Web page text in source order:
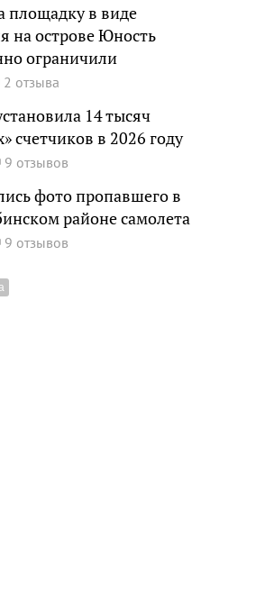
площадку в виде
на острове Юность
ограничили
2 отзыва
14 тысяч
счетчиков в 2026 году
9 отзывов
фото пропавшего в
районе самолета
9 отзывов